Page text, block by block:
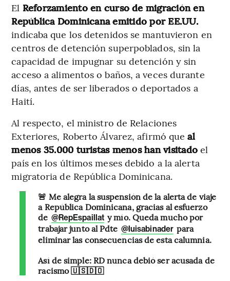
El Reforzamiento en curso de migración en
República Dominicana emitido por EE.UU.
indicaba que los detenidos se mantuvieron en
centros de detención superpoblados, sin la
capacidad de impugnar su detención y sin
acceso a alimentos o baños, a veces durante
días, antes de ser liberados o deportados a
Haití.
Al respecto, el ministro de Relaciones
Exteriores, Roberto Álvarez, afirmó queal
menos 35.000 turistas menos han visitado el
país en los últimos meses debido a la alerta
migratoria de República Dominicana.
🚨 Me alegra la suspensión de la alerta de viaje
a República Dominicana, gracias al esfuerzo
de @RepEspaillat y mío. Queda mucho por
trabajar junto al Pdte @luisabinader para
eliminar las consecuencias de esta calumnia.
Así de simple: RD nunca debió ser acusada de
racismo 🇺🇸🇩🇴